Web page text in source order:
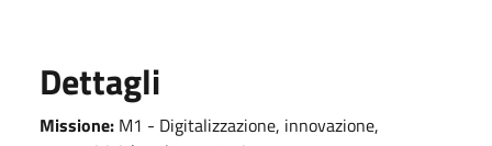
Dettagli
Missione: M1 - Digitalizzazione, innovazione,